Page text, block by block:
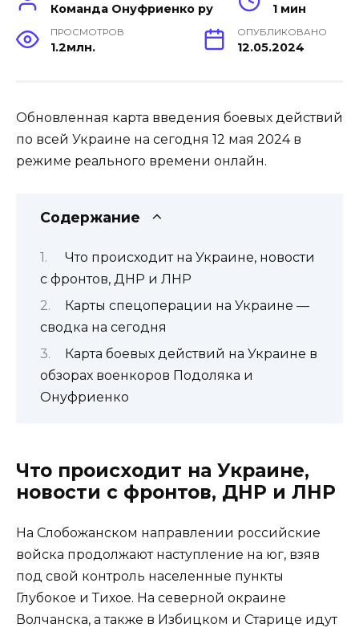
Команда Онуфриенко ру 1 мин
ПРОСМОТРОВ
1.2млн.
ОПУБЛИКОВАНО
12.05.2024
Обновленная карта введения боевых действий
по всей Украине на сегодня 12 мая 2024 в
режиме реального времени онлайн.
Содержание
Что происходит на Украине, новости
с фронтов, ДНР и ЛНР
Карты спецоперации на Украине —
сводка на сегодня
Карта боевых действий на Украине в
обзорах военкоров Подоляка и
Онуфриенко
Что происходит на Украине,
новости с фронтов, ДНР и ЛНР
На Слобожанском направлении российские
войска продолжают наступление на юг, взяв
под свой контроль населенные пункты
Глубокое и Тихое. На северной окраине
Волчанска, а также в Избицком и Старице идут